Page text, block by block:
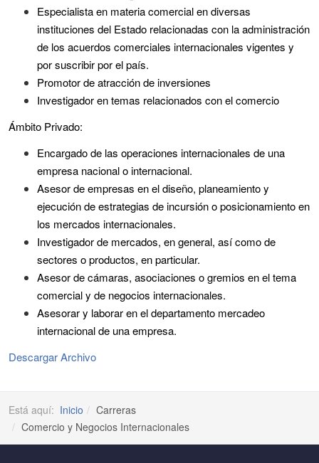
Especialista en materia comercial en diversas
instituciones del Estado relacionadas con la administración
de los acuerdos comerciales internacionales vigentes y
por suscribir por el país.
Promotor de atracción de inversiones
Investigador en temas relacionados con el comercio
Ámbito Privado:
Encargado de las operaciones internacionales de una
empresa nacional o internacional.
Asesor de empresas en el diseño, planeamiento y
ejecución de estrategias de incursión o posicionamiento en
los mercados internacionales.
Investigador de mercados, en general, así como de
sectores o productos, en particular.
Asesor de cámaras, asociaciones o gremios en el tema
comercial y de negocios internacionales.
Asesorar y laborar en el departamento mercadeo
internacional de una empresa.
Descargar Archivo
Está aquí: Inicio
Carreras
Comercio y Negocios Internacionales